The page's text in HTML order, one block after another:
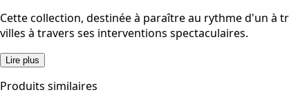
Cette collection, destinée à paraître au rythme d'un à
villes à travers ses interventions spectaculaires.
Lire plus
Produits similaires